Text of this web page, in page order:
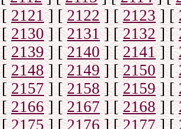
[2121] [2122] [2123] [
[2130] [2131] [2132] [
[2139] [2140] [2141] [
[2148] [2149] [2150] [
[2157] [2158] [2159] [
[2166] [2167] [2168] [
[2175] [2176] [2177] [